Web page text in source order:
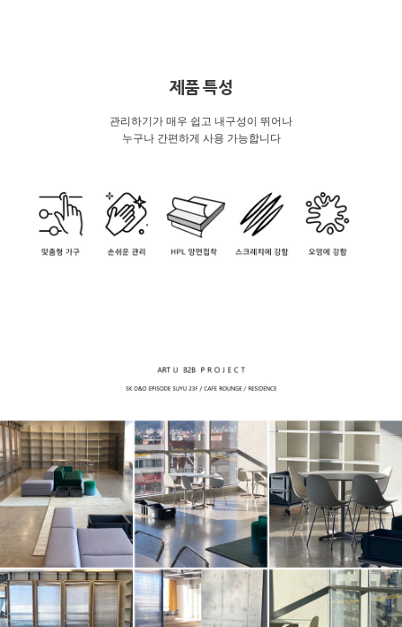
제품 특성
관리하기가 매우 쉽고 내구성이 뛰어나
누구나 간편하게 사용 가능합니다